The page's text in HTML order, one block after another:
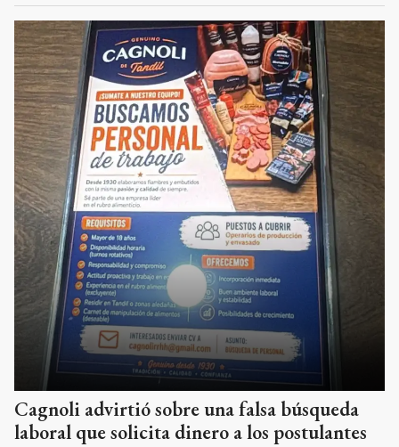
Cagnoli advirtió sobre una falsa búsqueda
laboral que solicita dinero a los postulantes